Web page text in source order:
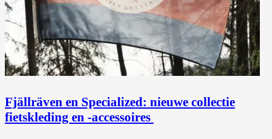
Fjällräven en Specialized: nieuwe collectie
fietskleding en -accessoires